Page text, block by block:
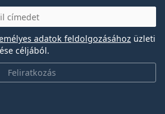
Feliratkozás
adatok feldolgozásához üzleti
céljából.